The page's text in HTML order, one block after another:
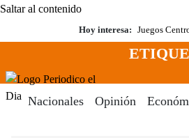
Saltar al contenido
Hoy interesa: Juegos
Menú
Nacionales Opinión